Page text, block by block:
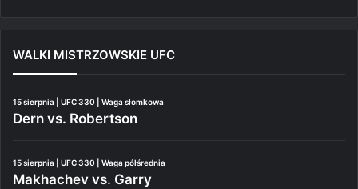
WALKI MISTRZOWSKIE UFC
15 sierpnia | UFC 330 | Waga słomkowa
Dern vs. Robertson
15 sierpnia | UFC 330 | Waga półśrednia
Makhachev vs. Garry